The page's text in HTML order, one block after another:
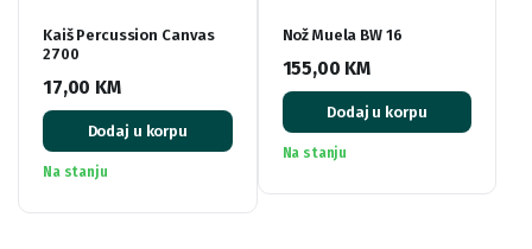
Kaiš Percussion Canvas
2700
17,00 KM
Dodaj u korpu
Na stanju
Nož Muela BW 16
155,00 KM
Dodaj u korpu
Na stanju